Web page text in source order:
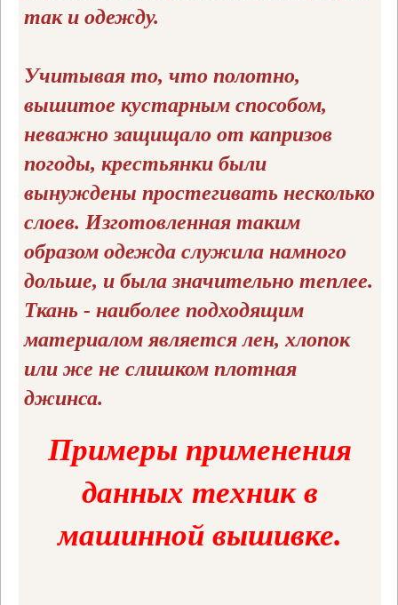
так и одежду.
Учитывая то, что полотно,
вышитое кустарным способом,
неважно защищало от капризов
погоды, крестьянки были
вынуждены простегивать несколько
слоев. Изготовленная таким
образом одежда служила намного
дольше, и была значительно теплее.
Ткань - наиболее подходящим
материалом является лен, хлопок
или же не слишком плотная
джинса.
Примеры применения
данных техник в
машинной вышивке.